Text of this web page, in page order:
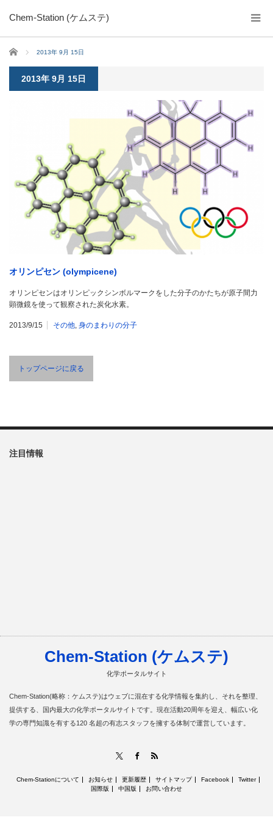
Chem-Station (ケムステ)
ホーム 2013年 9月 15日
2013年 9月 15日
オリンピセン (olympicene)
オリンピセンはオリンピックシンボルマークをした分子のかたちが原子間力
顕微鏡を使って観察された炭化水素。
2013/9/15 その他, 身のまわりの分子
トップページに戻る
注目情報
Chem-Station (ケムステ)
化学ポータルサイト
Chem-Station(略称：ケムステ)はウェブに混在する化学情報を集約し、それを整理、
提供する、国内最大の化学ポータルサイトです。現在活動20周年を迎え、幅広い化
学の専門知識を有する120 名超の有志スタッフを擁する体制で運営しています。
Facebook
Chem-Stationについて お知らせ 更新履歴 サイトマップ Facebook
Twitter
国際版
中国版 お問い合わせ